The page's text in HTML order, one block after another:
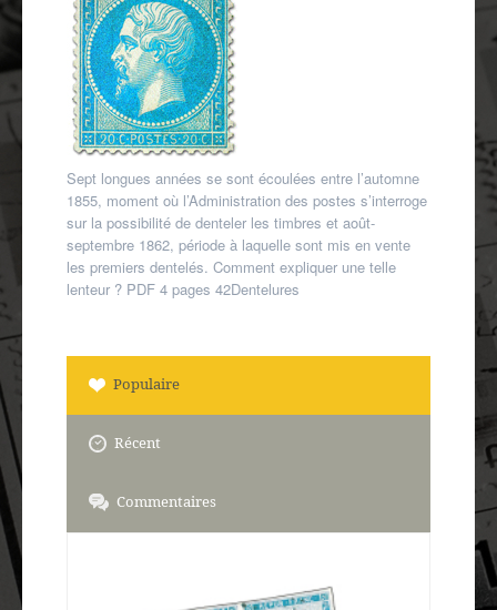
Sept longues années se sont écoulées entre l’automne
1855, moment où l’Administration des postes s’interroge
sur la possibilité de denteler les timbres et août-
septembre 1862, période à laquelle sont mis en vente
les premiers dentelés. Comment expliquer une telle
lenteur ? PDF 4 pages 42Dentelures
Populaire
Récent
Commentaires